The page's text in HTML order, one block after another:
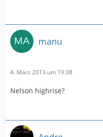
manu
4. März 2013 um 19:38
Nelson highrise?